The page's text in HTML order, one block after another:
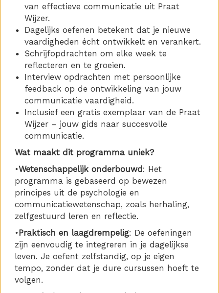
van effectieve communicatie uit Praat
Wijzer.
Dagelijks oefenen betekent dat je nieuwe
vaardigheden écht ontwikkelt en verankert.
Schrijfopdrachten om elke week te
reflecteren en te groeien.
Interview opdrachten met persoonlijke
feedback op de ontwikkeling van jouw
communicatie vaardigheid.
Inclusief een gratis exemplaar van de Praat
Wijzer – jouw gids naar succesvolle
communicatie.
Wat maakt dit programma uniek?
•Wetenschappelijk onderbouwd : Het
programma is gebaseerd op bewezen
principes uit de psychologie en
communicatiewetenschap, zoals herhaling,
zelfgestuurd leren en reflectie.
• Praktisch en laagdrempelig: De oefeningen
zijn eenvoudig te integreren in je dagelijkse
leven. Je oefent zelfstandig, op je eigen
tempo, zonder dat je dure cursussen hoeft te
volgen.